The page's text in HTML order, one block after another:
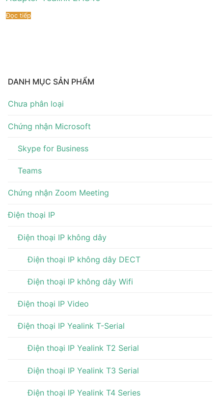
Tài liệu hướng dẫn
Tin tức
Đọc tiếp
DANH MỤC SẢN PHẨM
Chưa phân loại
Chứng nhận Microsoft
Skype for Business
Teams
Chứng nhận Zoom Meeting
Điện thoại IP
Điện thoại IP không dây
Điện thoại IP không dây DECT
Điện thoại IP không dây Wifi
Điện thoại IP Video
Điện thoại IP Yealink T-Serial
Điện thoại IP Yealink T2 Serial
Điện thoại IP Yealink T3 Serial
Điện thoại IP Yealink T4 Series